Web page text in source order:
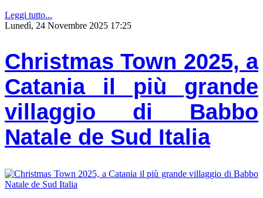
Leggi tutto...
Lunedì, 24 Novembre 2025 17:25
Christmas Town 2025, a
Catania il più grande
villaggio di Babbo
Natale de Sud Italia